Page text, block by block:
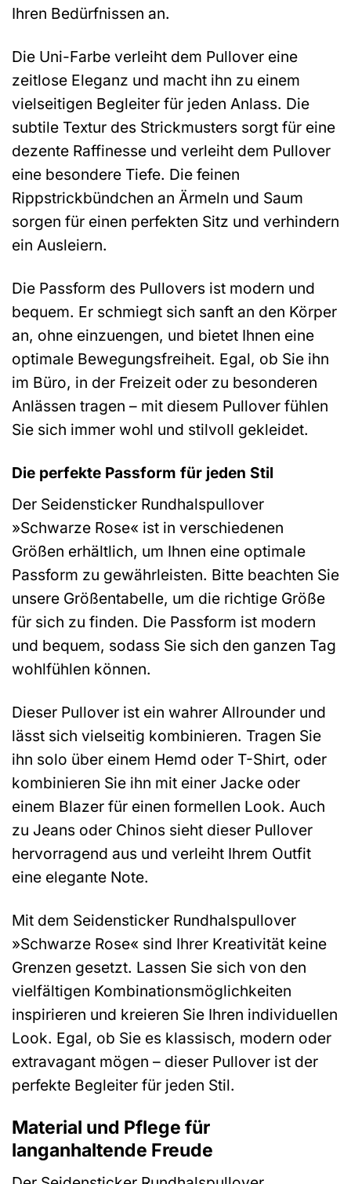
Ihren Bedürfnissen an.
Die Uni-Farbe verleiht dem Pullover eine
zeitlose Eleganz und macht ihn zu einem
vielseitigen Begleiter für jeden Anlass. Die
subtile Textur des Strickmusters sorgt für eine
dezente Raffinesse und verleiht dem Pullover
eine besondere Tiefe. Die feinen
Rippstrickbündchen an Ärmeln und Saum
sorgen für einen perfekten Sitz und verhindern
ein Ausleiern.
Die Passform des Pullovers ist modern und
bequem. Er schmiegt sich sanft an den Körper
an, ohne einzuengen, und bietet Ihnen eine
optimale Bewegungsfreiheit. Egal, ob Sie ihn
im Büro, in der Freizeit oder zu besonderen
Anlässen tragen – mit diesem Pullover fühlen
Sie sich immer wohl und stilvoll gekleidet.
Die perfekte Passform für jeden Stil
Der Seidensticker Rundhalspullover
»Schwarze Rose« ist in verschiedenen
Größen erhältlich, um Ihnen eine optimale
Passform zu gewährleisten. Bitte beachten Sie
unsere Größentabelle, um die richtige Größe
für sich zu finden. Die Passform ist modern
und bequem, sodass Sie sich den ganzen Tag
wohlfühlen können.
Dieser Pullover ist ein wahrer Allrounder und
lässt sich vielseitig kombinieren. Tragen Sie
ihn solo über einem Hemd oder T-Shirt, oder
kombinieren Sie ihn mit einer Jacke oder
einem Blazer für einen formellen Look. Auch
zu Jeans oder Chinos sieht dieser Pullover
hervorragend aus und verleiht Ihrem Outfit
eine elegante Note.
Mit dem Seidensticker Rundhalspullover
»Schwarze Rose« sind Ihrer Kreativität keine
Grenzen gesetzt. Lassen Sie sich von den
vielfältigen Kombinationsmöglichkeiten
inspirieren und kreieren Sie Ihren individuellen
Look. Egal, ob Sie es klassisch, modern oder
extravagant mögen – dieser Pullover ist der
perfekte Begleiter für jeden Stil.
Material und Pflege für
langanhaltende Freude